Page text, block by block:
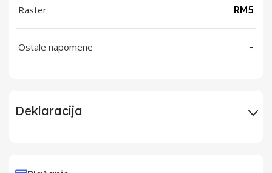
Raster RM5
Ostale napomene -
Deklaracija